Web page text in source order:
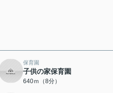
保育園
子供の家保育園
640ｍ（8分）